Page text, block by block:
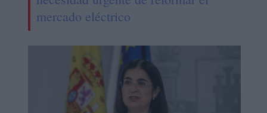
mercado eléctrico